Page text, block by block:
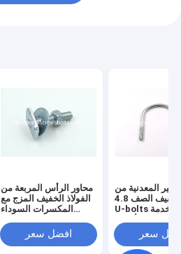
محاور الرأس المربعة من
الفولاذ الخفيف المزج مع
المكسرات السوداء
افضل سعر
المعدنية من
الفولاذ الخفيف الصف 4.8
U-bolts المستخدمة
سعر